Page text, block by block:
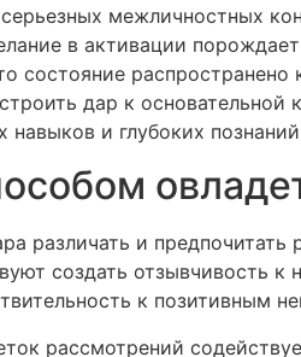
межличностных
в активации
состояние
дар к
навыков и глубоких
различать и
создать отзывчивость
к позитивным
рассмотрений